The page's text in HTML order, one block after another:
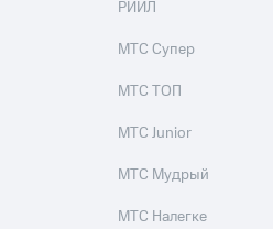
РИИЛ
МТС Супер
МТС ТОП
МТС Junior
МТС Мудрый
МТС Налегке